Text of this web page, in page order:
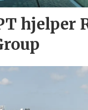
hjelper